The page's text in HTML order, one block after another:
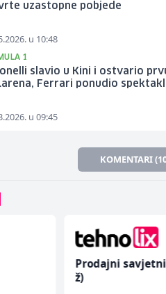
uzastopne pobjede
u 10:48
1
slavio u Kini i ostvario
Ferrari ponudio spektakl
u 09:45
KOMENTARI
Prodajni
ž)